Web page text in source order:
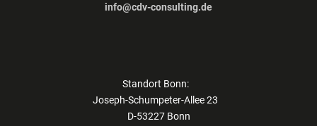
info@cdv-consulting.de
Standort Bonn:
Joseph-Schumpeter-Allee 23
D-53227 Bonn